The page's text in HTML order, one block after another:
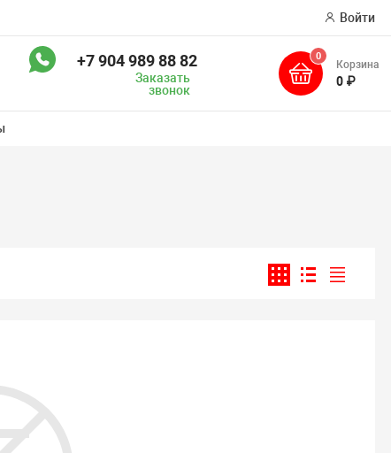
Войти
+7 904 989 88 82
Заказать
звонок
0
Корзина
0 ₽